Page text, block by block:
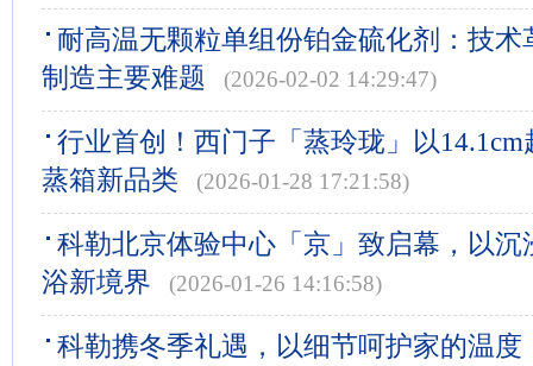
耐高温无颗粒单组份铂金硫化剂：技术
制造主要难题
(2026-02-02 14:29:47)
行业首创！西门子「蒸玲珑」以
蒸箱新品类
(2026-01-28 17:21:58)
科勒北京体验中心「京」致启幕，以沉
浴新境界
(2026-01-26 14:16:58)
科勒携冬季礼遇，以细节呵护家的温度